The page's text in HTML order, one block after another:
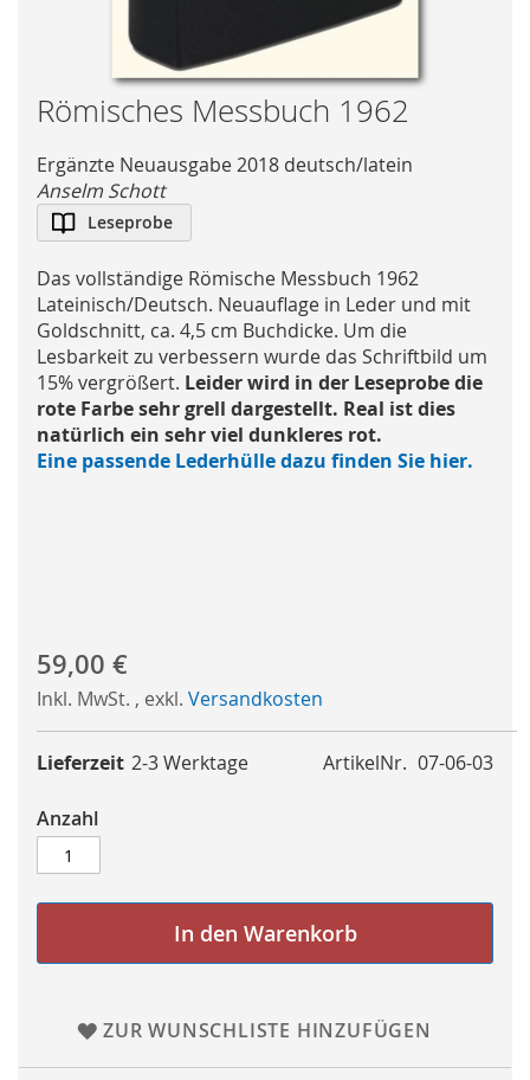
Skip
to
the
beginning
of
the
gallery
Römisches Messbuch 1962
Ergänzte Neuausgabe 2018 deutsch/latein
Anselm Schott
Leseprobe
Das vollständige Römische Messbuch 1962
Lateinisch/Deutsch. Neuauflage in Leder und mit
Goldschnitt, ca. 4,5 cm Buchdicke. Um die
Lesbarkeit zu verbessern wurde das Schriftbild um
15% vergrößert. Leider wird in der Leseprobe die
rote Farbe sehr grell dargestellt. Real ist dies
natürlich ein sehr viel dunkleres rot.
Eine passende Lederhülle dazu finden Sie hier.
59,00 €
Inkl. MwSt. , exkl. Versandkosten
ArtikelNr. 07-06-03
Lieferzeit 2-3 Werktage
Anzahl
In den Warenkorb
ZUR WUNSCHLISTE HINZUFÜGEN